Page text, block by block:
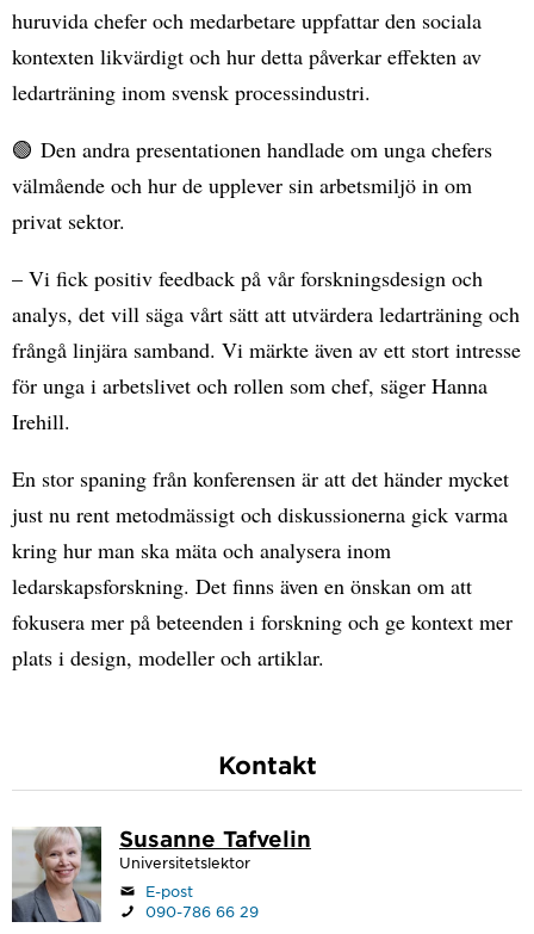
huruvida chefer och medarbetare uppfattar den sociala
kontexten likvärdigt och hur detta påverkar effekten av
ledarträning inom svensk processindustri.
🟢 Den andra presentationen handlade om unga chefers
välmående och hur de upplever sin arbetsmiljö in om
privat sektor.
– Vi fick positiv feedback på vår forskningsdesign och
analys, det vill säga vårt sätt att utvärdera ledarträning och
frångå linjära samband. Vi märkte även av ett stort intresse
för unga i arbetslivet och rollen som chef, säger Hanna
Irehill.
En stor spaning från konferensen är att det händer mycket
just nu rent metodmässigt och diskussionerna gick varma
kring hur man ska mäta och analysera inom
ledarskapsforskning. Det finns även en önskan om att
fokusera mer på beteenden i forskning och ge kontext mer
plats i design, modeller och artiklar.
Kontakt
Susanne Tafvelin
Universitetslektor
E-post
090-786 66 29